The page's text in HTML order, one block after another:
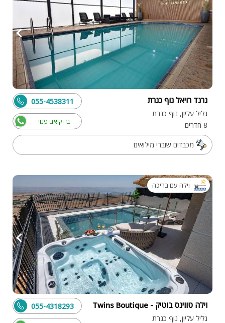
גרנד רויאל נוף כנרת
גליל עליון, נוף כנרת
8 חדרים
בדוק אם פנוי
055-4538311
מכבדים שוברי מילואים
וילה עם בריכה
וילה טווינס בוטיק - Twins Boutique
גליל עליון, נוף כנרת
055-4318293